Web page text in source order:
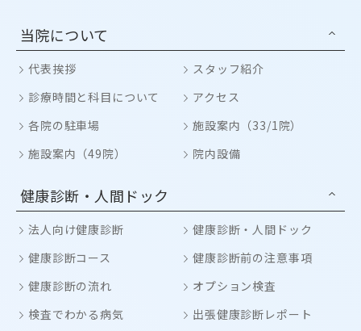
当院について
代表挨拶
スタッフ紹介
診療時間と科目について
アクセス
各院の駐車場
施設案内（33/1院）
施設案内（49院）
院内設備
健康診断・人間ドック
法人向け健康診断
健康診断・人間ドック
健康診断コース
健康診断前の注意事項
健康診断の流れ
オプション検査
検査でわかる病気
出張健康診断レポート